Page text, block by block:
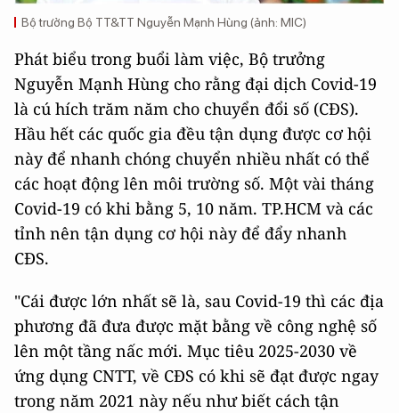
Bộ trưởng Bộ TT&TT Nguyễn Mạnh Hùng (ảnh: MIC)
Phát biểu trong buổi làm việc, Bộ trưởng
Nguyễn Mạnh Hùng cho rằng đại dịch Covid-19
là cú hích trăm năm cho chuyển đổi số (CĐS).
Hầu hết các quốc gia đều tận dụng được cơ hội
này để nhanh chóng chuyển nhiều nhất có thể
các hoạt động lên môi trường số. Một vài tháng
Covid-19 có khi bằng 5, 10 năm. TP.HCM và các
tỉnh nên tận dụng cơ hội này để đẩy nhanh
CĐS.
"Cái được lớn nhất sẽ là, sau Covid-19 thì các địa
phương đã đưa được mặt bằng về công nghệ số
lên một tầng nấc mới. Mục tiêu 2025-2030 về
ứng dụng CNTT, về CĐS có khi sẽ đạt được ngay
trong năm 2021 này nếu như biết cách tận